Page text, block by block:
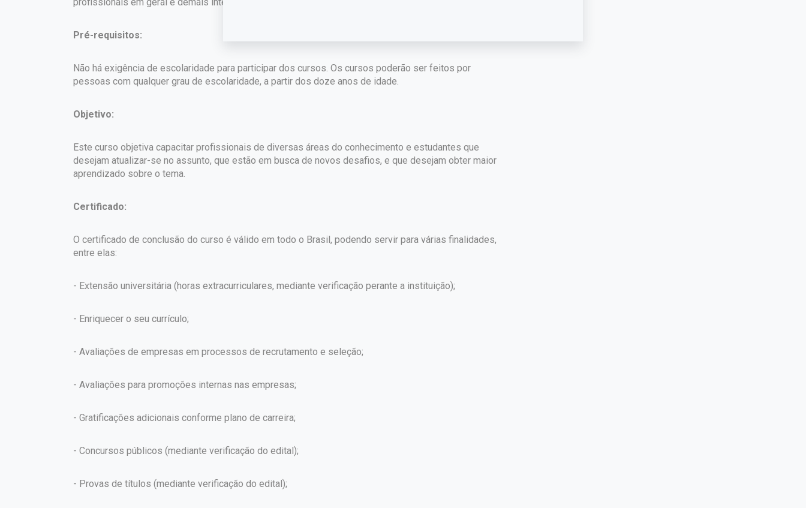
Pré-requisitos:
Não há exigência de escolaridade para participar dos cursos. Os cursos poderão ser feitos por
pessoas com qualquer grau de escolaridade, a partir dos doze anos de idade.
Objetivo:
Este curso objetiva capacitar profissionais de diversas áreas do conhecimento e estudantes que
desejam atualizar-se no assunto, que estão em busca de novos desafios, e que desejam obter maior
aprendizado sobre o tema.
Certificado:
O certificado de conclusão do curso é válido em todo o Brasil, podendo servir para várias finalidades,
entre elas:
- Extensão universitária (horas extracurriculares, mediante verificação perante a instituição);
- Enriquecer o seu currículo;
- Avaliações de empresas em processos de recrutamento e seleção;
- Avaliações para promoções internas nas empresas;
- Gratificações adicionais conforme plano de carreira;
- Concursos públicos (mediante verificação do edital);
- Provas de títulos (mediante verificação do edital);